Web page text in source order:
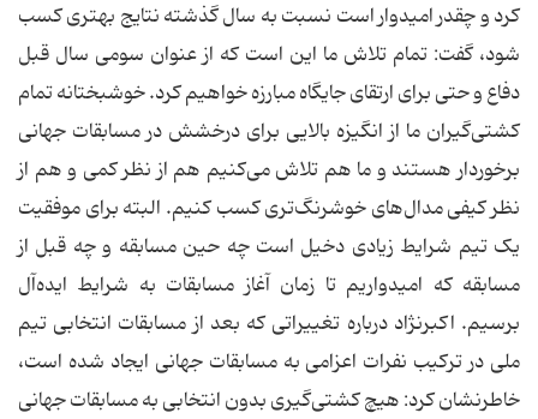
کرد و چقدر امیدوار است نسبت به سال گذشته نتایج بهتری کسب
شود، گفت: تمام تلاش ما این است که از عنوان سومی سال قبل
دفاع و حتی برای ارتقای جایگاه مبارزه خواهیم کرد. خوشبختانه تمام
کشتی‌گیران ما از انگیزه بالایی برای درخشش در مسابقات جهانی
برخوردار هستند و ما هم تلاش می‌کنیم هم از نظر کمی و هم از
نظر کیفی مدال‌های خوشرنگ‌تری کسب کنیم. البته برای موفقیت
یک تیم شرایط زیادی دخیل است چه حین مسابقه و چه قبل از
مسابقه که امیدواریم تا زمان آغاز مسابقات به شرایط ایده‌آل
برسیم. اکبرنژاد درباره تغییراتی که بعد از مسابقات انتخابی تیم
ملی در ترکیب نفرات اعزامی به مسابقات جهانی ایجاد شده است،
خاطرنشان کرد: هیچ کشتی‌گیری بدون انتخابی به مسابقات جهانی